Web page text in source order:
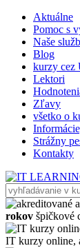
Aktuálne
Pomoc s
Naše
Blog
kurzy cez
Lektori
Zľavy
všetko o
Strážny
Kontakty
rokov špičkové
IT kurzy online,